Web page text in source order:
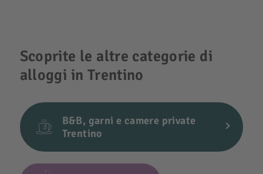
Scoprite le altre categorie di
alloggi in Trentino
B&B, garni e camere private
Trentino